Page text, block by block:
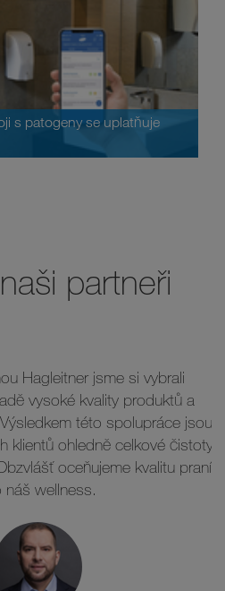
s patogeny se uplatňuje
partneři
Hagleitner jsme si vybrali
vysoké kvality produktů a
této spolupráce jsou
ohledně celkové čistoty
oceňujeme kvalitu praní
wellness.